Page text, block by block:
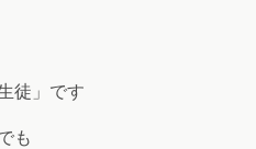
徒」です
も